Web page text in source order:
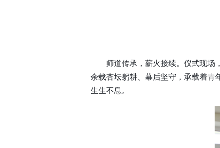
师道传承，薪火接续。仪式现场
余载杏坛躬耕、幕后坚守，承载着青
生生不息。